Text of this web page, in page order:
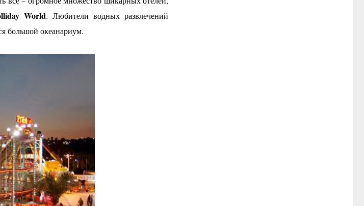
World. Любители водных развлечений
большой океанариум.